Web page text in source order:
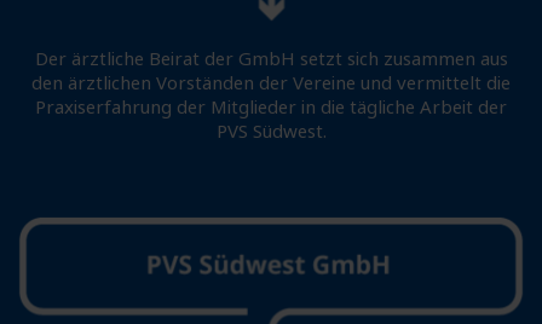
Der ärztliche Beirat der GmbH setzt sich zusammen aus
den ärztlichen Vorständen der Vereine und vermittelt die
Praxiserfahrung der Mitglieder in die tägliche Arbeit der
PVS Südwest.